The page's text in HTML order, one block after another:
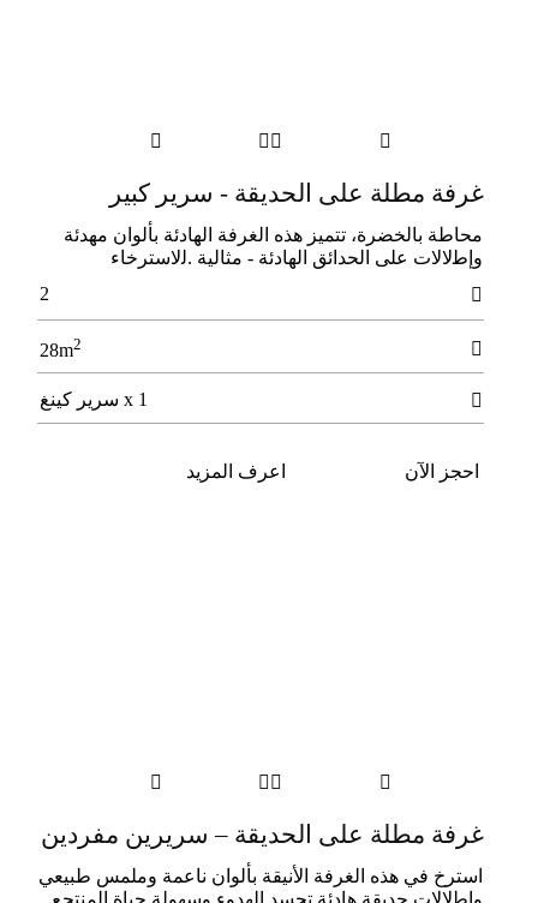

 

غرفة مطلة على الحديقة - سرير كبير
ﻣﺤﺎﻃﺔ ﺑﺎﻟﺨﻀﺮة، ﺗﺘﻤﻴﺰ ﻫﺬه اﻟﻐﺮﻓﺔ اﻟﻬﺎدﺋﺔ ﺑﺄﻟﻮان ﻣﻬﺪﺋﺔ
وإﻃلالات ﻋﻠﻰ اﻟﺤﺪاﺋﻖ اﻟﻬﺎدﺋﺔ - ﻣﺜﺎﻟﻴﺔ .ﻟلاﺳﺘﺮﺧﺎء

2

28m2
 1 x سرير كينغ
احجز الآن اعرف المزيد

 

غرفة مطلة على الحديقة – سريرين مفردين
اﺳﺘﺮخ في ﻫﺬه اﻟﻐﺮﻓﺔ الأﻧﻴﻘﺔ ﺑﺄﻟﻮان ﻧﺎﻋﻤﺔ وﻣﻠﻤﺲ ﻃﺒﻴﻌﻲ
وإﻃلالات ﺣﺪﻳﻘﺔ ﻫﺎدﺋﺔ ﺗﺠﺴﺪ اﻟﻬﺪوء وﺳﻬﻮﻟﺔ ﺣﻴﺎة اﻟﻤﻨﺘﺠﻊ.